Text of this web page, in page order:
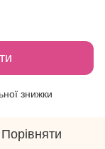
знижки
Порівняти